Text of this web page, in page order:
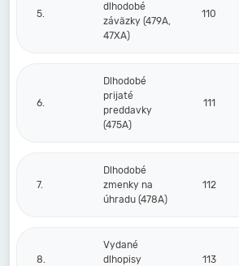
5.
dlhodobé
záväzky (479A,
47XA)
110
6.
Dlhodobé
prijaté
preddavky
(475A)
111
7.
Dlhodobé
zmenky na
úhradu (478A)
112
8.
Vydané
dlhopisy
113